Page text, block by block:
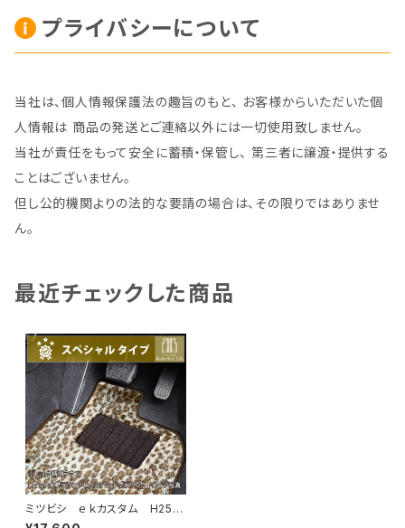
プライバシーについて
当社は、個人情報保護法の趣旨のもと、 お客様からいただいた個
人情報は 商品の発送とご連絡以外には一切使用致しません。
当社が責任をもって安全に蓄積・保管し、 第三者に譲渡・提供する
ことはございません。
但し公的機関よりの法的な要請の場合は、その限りではありませ
ん。
最近チェックした商品
ミツビシ ｅｋカスタム H25/
6〜H31/3 B11W フロアマッ